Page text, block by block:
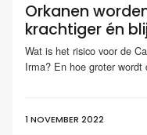
Orkanen
krachtiger én
Wat is het risico voor de
Irma? En hoe groter wordt
1 NOVEMBER 2022